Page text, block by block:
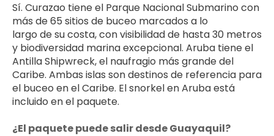
Sí. Curazao tiene el Parque Nacional Submarino con
más de 65 sitios de buceo marcados a lo
largo de su costa, con visibilidad de hasta 30 metros
y biodiversidad marina excepcional. Aruba tiene el
Antilla Shipwreck, el naufragio más grande del
Caribe. Ambas islas son destinos de referencia para
el buceo en el Caribe. El snorkel en Aruba está
incluido en el paquete.
¿El paquete puede salir desde Guayaquil?